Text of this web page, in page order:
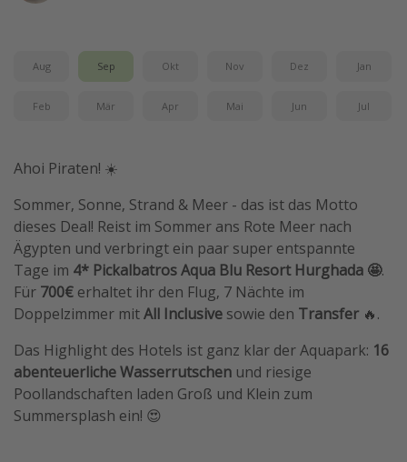
Aug Sep Okt Nov Dez Jan
Feb Mär Apr Mai Jun Jul
Ahoi Piraten! ☀️
Sommer, Sonne, Strand & Meer - das ist das Motto
dieses Deal! Reist im Sommer ans Rote Meer nach
Ägypten und verbringt ein paar super entspannte
Tage im 4* Pickalbatros Aqua Blu Resort Hurghada 🤩.
Für 700€ erhaltet ihr den Flug, 7 Nächte im
Doppelzimmer mitAll Inclusive sowie den Transfer 🔥.
Das Highlight des Hotels ist ganz klar der Aquapark: 16
abenteuerliche Wasserrutschen und riesige
Poollandschaften laden Groß und Klein zum
Summersplash ein! 😍